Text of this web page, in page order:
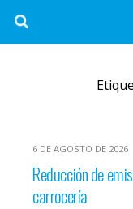
6 DE AGOSTO DE 2026
Reducción de
carrocería